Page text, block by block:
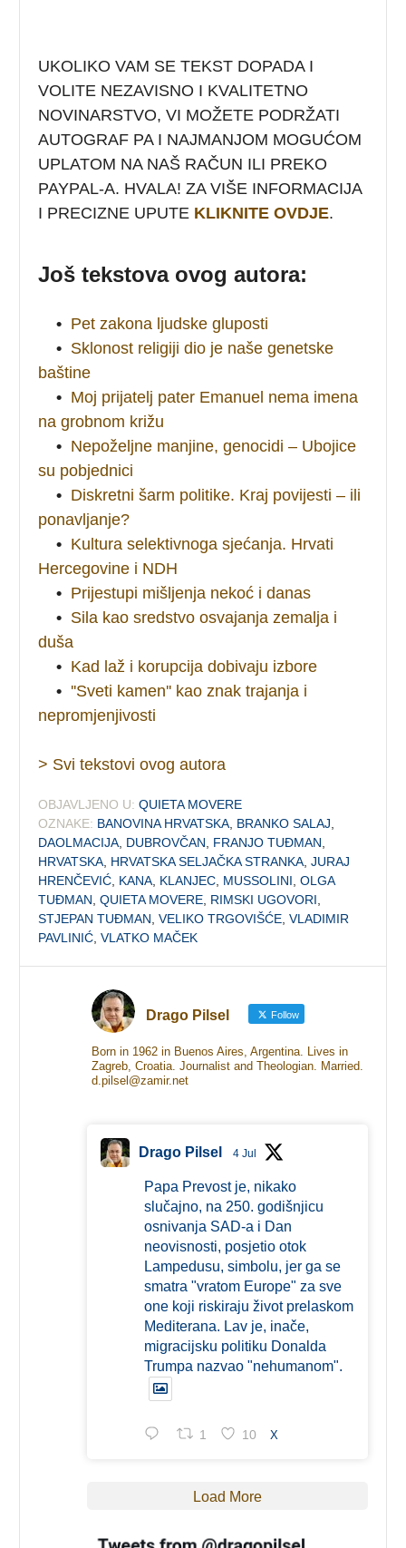
UKOLIKO VAM SE TEKST DOPADA I
VOLITE NEZAVISNO I KVALITETNO
NOVINARSTVO, VI MOŽETE PODRŽATI
AUTOGRAF PA I NAJMANJOM MOGUĆOM
UPLATOM NA NAŠ RAČUN ILI PREKO
PAYPAL-A. HVALA! ZA VIŠE INFORMACIJA
I PRECIZNE UPUTE KLIKNITE OVDJE.
Još tekstova ovog autora:
• Pet zakona ljudske gluposti
• Sklonost religiji dio je naše genetske
baštine
• Moj prijatelj pater Emanuel nema imena
na grobnom križu
• Nepoželjne manjine, genocidi – Ubojice
su pobjednici
• Diskretni šarm politike. Kraj povijesti – ili
ponavljanje?
• Kultura selektivnoga sjećanja. Hrvati
Hercegovine i NDH
• Prijestupi mišljenja nekoć i danas
• Sila kao sredstvo osvajanja zemalja i
duša
• Kad laž i korupcija dobivaju izbore
• ''Sveti kamen'' kao znak trajanja i
nepromjenjivosti
> Svi tekstovi ovog autora
OBJAVLJENO U: QUIETA MOVERE
OZNAKE: BANOVINA HRVATSKA BRANKO SALAJ
DAOLMACIJA DUBROVČAN FRANJO TUĐMAN
HRVATSKA HRVATSKA SELJAČKA STRANKA ,JURAJ
HRENČEVIĆ KANA KLANJEC MUSSOLINI ,OLGA
TUĐMAN ,QUIETA MOVERE RIMSKI UGOVORI
STJEPAN TUĐMAN ,VELIKO TRGOVIŠĆE ,VLADIMIR
PAVLINIĆ ,VLATKO MAČEK
Drago Pilsel Follow
Born in 1962 in Buenos Aires, Argentina. Lives in
Zagreb, Croatia. Journalist and Theologian. Married.
d.pilsel@zamir.net
Drago Pilsel 4 Jul
Papa Prevost je, nikako
slučajno, na 250. godišnjicu
osnivanja SAD-a i Dan
neovisnosti, posjetio otok
Lampedusu, simbolu, jer ga se
smatra "vratom Europe" za sve
one koji riskiraju život prelaskom
Mediterana. Lav je, inače,
migracijsku politiku Donalda
Trumpa nazvao "nehumanom".
1 10 X
Load More